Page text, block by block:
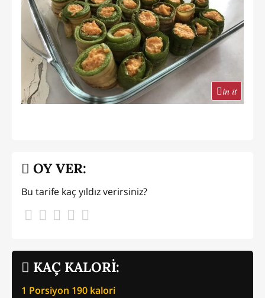
in it
KAÇ KALORİ:
1 Porsiyon 190 kalori
OY VER:
Bu tarife kaç yıldız verirsiniz?